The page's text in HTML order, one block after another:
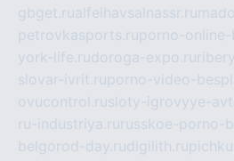
gbget.rualfeihavsalnassr.ru
petrovkasports.ruporno-
york-life.rudoroga-expo.ru
slovar-ivrit.ruporno-video-
ovucontrol.rusloty-igrovyye-
ru-industriya.ru russkoe-porno-
belgorod-day.rudigilith.ru